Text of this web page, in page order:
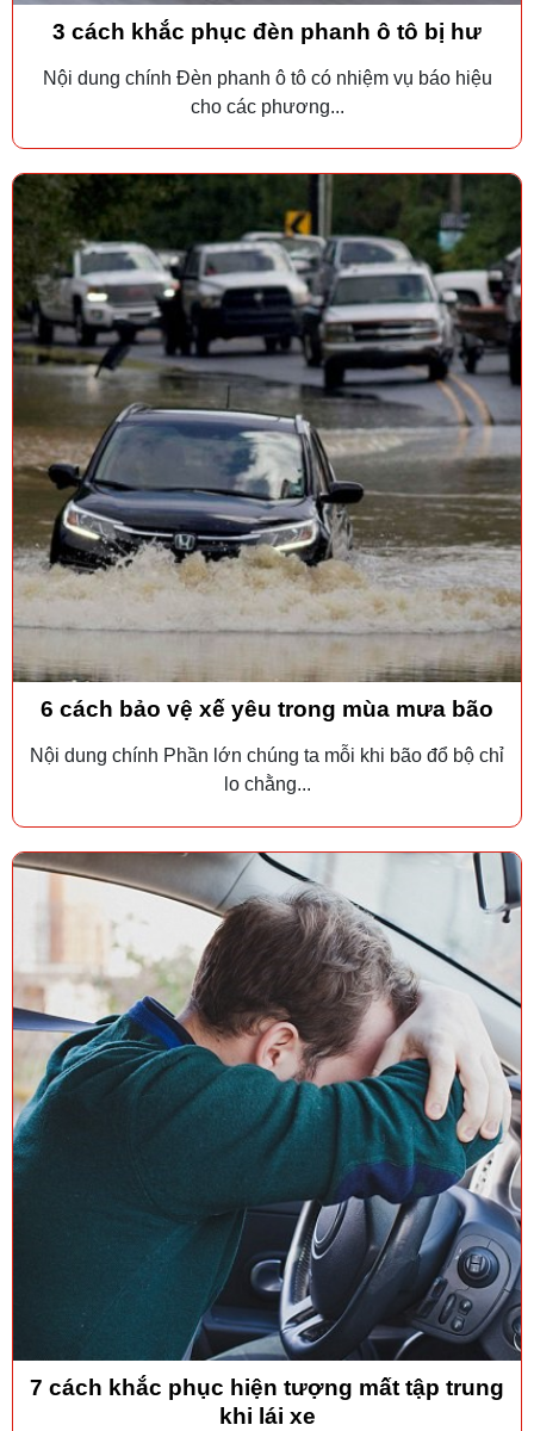
3 cách khắc phục đèn phanh ô tô bị hư
Nội dung chính Đèn phanh ô tô có nhiệm vụ báo hiệu
cho các phương...
6 cách bảo vệ xế yêu trong mùa mưa bão
Nội dung chính Phần lớn chúng ta mỗi khi bão đổ bộ chỉ
lo chằng...
7 cách khắc phục hiện tượng mất tập trung
khi lái xe